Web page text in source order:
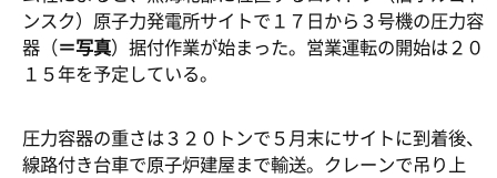
ンスク）原子力発電所サイトで１７日から３号機の圧力容
器（＝写真）据付作業が始まった。営業運転の開始は２０
１５年を予定している。
圧力容器の重さは３２０トンで５月末にサイトに到着後、
線路付き台車で原子炉建屋まで輸送。クレーンで吊り上